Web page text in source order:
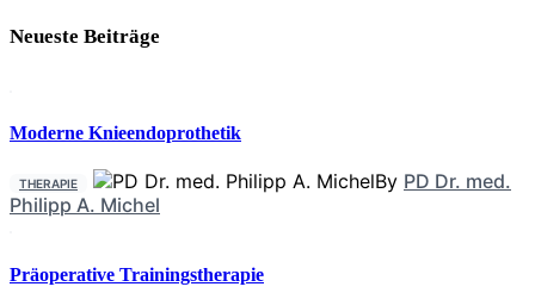
Neueste Beiträge
Moderne Knieendoprothetik
THERAPIE By PD Dr. med.
Philipp A. Michel
Präoperative Trainingstherapie